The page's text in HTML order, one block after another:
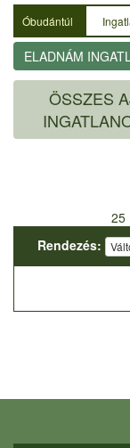
Óbudántúl
ELADNÁM
ÖSSZES
25
Rendezés: